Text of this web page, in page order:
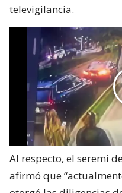
televigilancia.
Al respecto, el seremi
afirmó que